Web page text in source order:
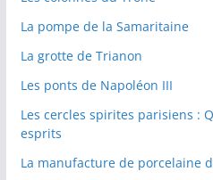
La pompe de la Samaritaine
La grotte de Trianon
Les ponts de Napoléon III
Les cercles spirites parisiens :
esprits
La manufacture de porcelaine